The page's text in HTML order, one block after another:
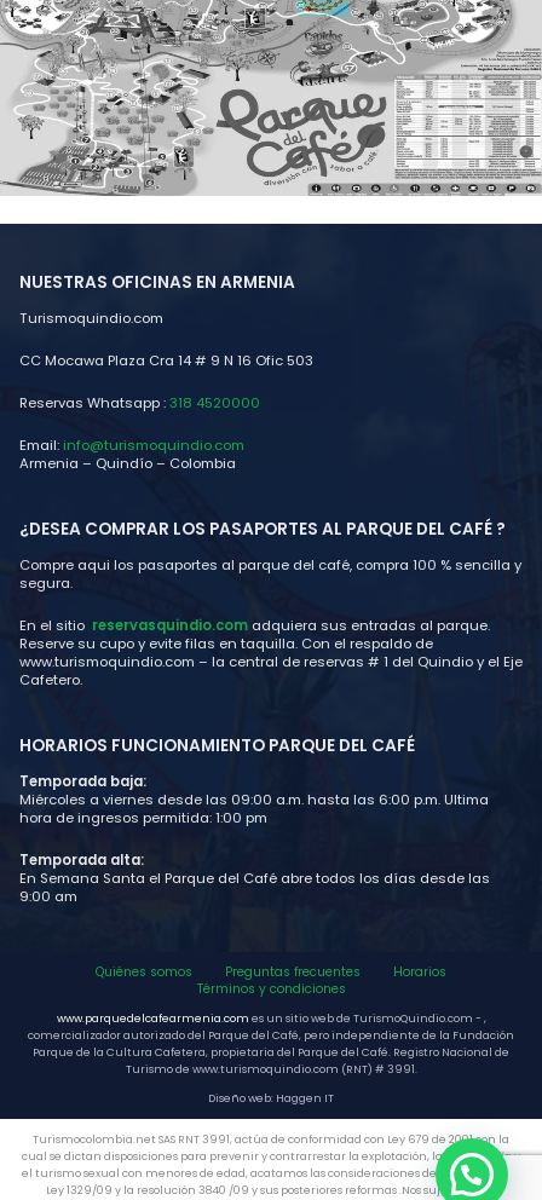
NUESTRAS OFICINAS EN ARMENIA
Turismoquindio.com
CC Mocawa Plaza Cra 14 # 9 N 16 Ofic 503
Reservas Whatsapp :318 4520000
Email: info@turismoquindio.com
Armenia – Quindío – Colombia
¿DESEA COMPRAR LOS PASAPORTES AL PARQUE DEL CAFÉ ?
Compre aqui los pasaportes al parque del café, compra 100 % sencilla y
segura.
En el sitio reservasquindio.com adquiera sus entradas al parque.
Reserve su cupo y evite filas en taquilla. Con el respaldo de
www.turismoquindio.com – la central de reservas # 1 del Quindio y el Eje
Cafetero.
HORARIOS FUNCIONAMIENTO PARQUE DEL CAFÉ
Temporada baja:
Miércoles a viernes desde las 09:00 a.m. hasta las 6:00 p.m. Ultima
hora de ingresos permitida: 1:00 pm
Temporada alta:
En Semana Santa el Parque del Café abre todos los días desde las
9:00 am
Quiénes somos Preguntas frecuentes
Horarios
Términos y condiciones
www.parquedelcafearmenia.com es un sitio web de TurismoQuindio.com - ,
comercializador autorizado del Parque del Café, pero independiente de la Fundación
Parque de la Cultura Cafetera, propietaria del Parque del Café. Registro Nacional de
Turismo de www.turismoquindio.com (RNT) # 3991.
Diseño web: Haggen IT
Turismocolombia.net SAS RNT 3991, actúa de conformidad con Ley 679 de 2001 con la
cual se dictan disposiciones para prevenir y contrarrestar la explotación, la pornografía y
el turismo sexual con menores de edad, acatamos las consideraciones de la Ley 1336/09,
Ley 1329/09 y la resolución 3840 /09 y sus posteriores reformas .Nos sujetamos al